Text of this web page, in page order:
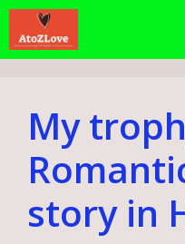
Skip
content
My
story in